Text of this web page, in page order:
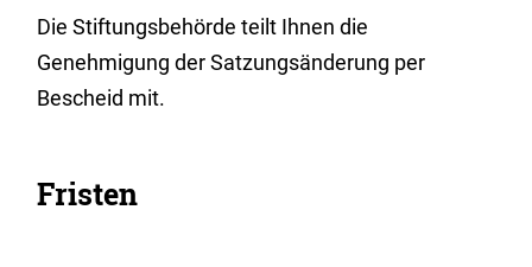
Die Stiftungsbehörde teilt Ihnen die
Genehmigung der Satzungsänderung per
Bescheid mit.
Fristen